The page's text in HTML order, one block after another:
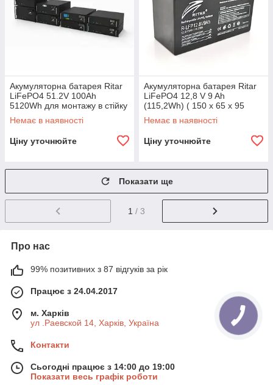
Акумуляторна батарея Ritar
LiFePO4 51.2V 100Ah
5120Wh для монтажу в стійку
( 442 x450 х 175) Q1
Немає в наявності
Ціну уточнюйте
Акумуляторна батарея Ritar
LiFePO4 12,8 V 9 Ah
(115,2Wh) ( 150 x 65 x 95
(100) Q10
Немає в наявності
Ціну уточнюйте
Показати ще
1 / 3
Про нас
99% позитивних з 87 відгуків за рік
Працює з 24.04.2017
м. Харків
ул .Раевской 14, Харків, Україна
Контакти
Сьогодні працює з 14:00 до 19:00
Показати весь графік роботи